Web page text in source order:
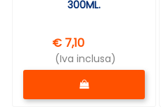
300ML.
€ 7,10
(Iva inclusa)
Quantità